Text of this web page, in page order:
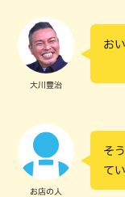
大川豊治
お
お店の人
そ
て